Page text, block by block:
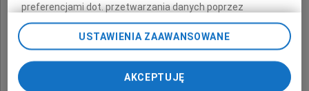
preferencjami dot. przetwarzania danych poprzez
odnośnik „Ustawienia prywatności” w stopce serwisu i
przechodząc do sekcji „Ustawienia zaawansowane”.
Zmiana ustawień plików cookie możliwa jest także za
pomocą ustawień przeglądarki.
USTAWIENIA ZAAWANSOWANE
AKCEPTUJĘ